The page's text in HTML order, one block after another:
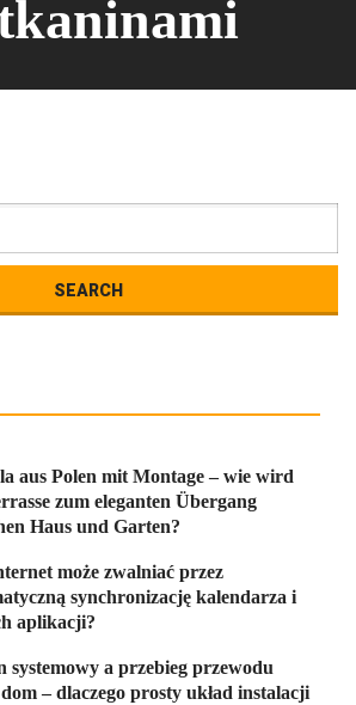
aus Polen mit Montage – wie wird
zum eleganten Übergang
Haus und Garten?
może zwalniać przez
synchronizację kalendarza i
aplikacji?
systemowy a przebieg przewodu
– dlaczego prosty układ instalacji